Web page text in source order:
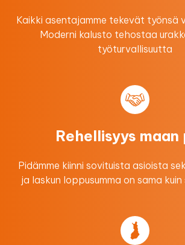
Kaikki asentajamme tekevät työnsä
Moderni kalusto tehostaa
työturvallisuutta
Rehellisyys maan
Pidämme kiinni sovituista asioista
ja laskun loppusumma on sama kuin